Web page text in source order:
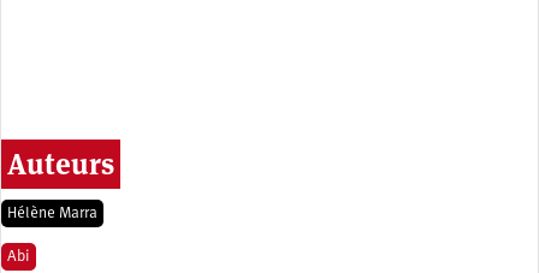
Auteurs
Hélène Marra
Abi